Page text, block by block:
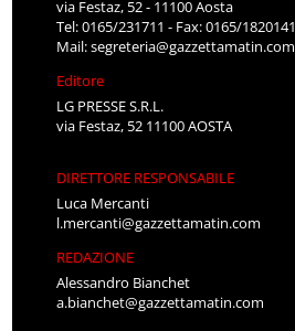
via Festaz, 52 - 11100 Aosta
Tel: 0165/231711 - Fax: 0165/1820141
Mail:segreteria@gazzettamatin.com
Editore
LG PRESSE S.R.L.
via Festaz, 52 11100 AOSTA
DIRETTORE RESPONSABILE
Luca Mercanti
l.mercanti@gazzettamatin.com
REDAZIONE
Alessandro Bianchet
a.bianchet@gazzettamatin.com